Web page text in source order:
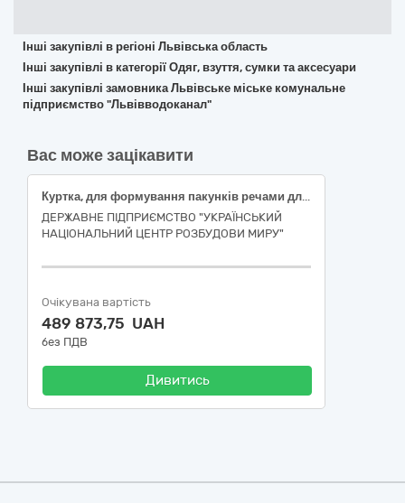
Інші закупівлі в регіоні Львівська область
Інші закупівлі в категорії Одяг, взуття, сумки та аксесуари
Інші закупівлі замовника Львівське міське комунальне
підприємство "Львівводоканал"
Вас може зацікавити
Куртка, для формування пакунків речами для задоволення основних (базових) потреб осіб, які були позбавлені свободи внаслідок збройної агресії російської федерації проти України, після їх звільнення для забезпечення проведення протокольного заходу
ДЕРЖАВНЕ ПІДПРИЄМСТВО "УКРАЇНСЬКИЙ
НАЦІОНАЛЬНИЙ ЦЕНТР РОЗБУДОВИ МИРУ"
Очікувана вартість
489 873,75 UAH
без ПДВ
Дивитись